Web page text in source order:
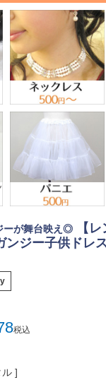
ーが舞台映え◎
【
ンジー子供ドレ
税込
ル